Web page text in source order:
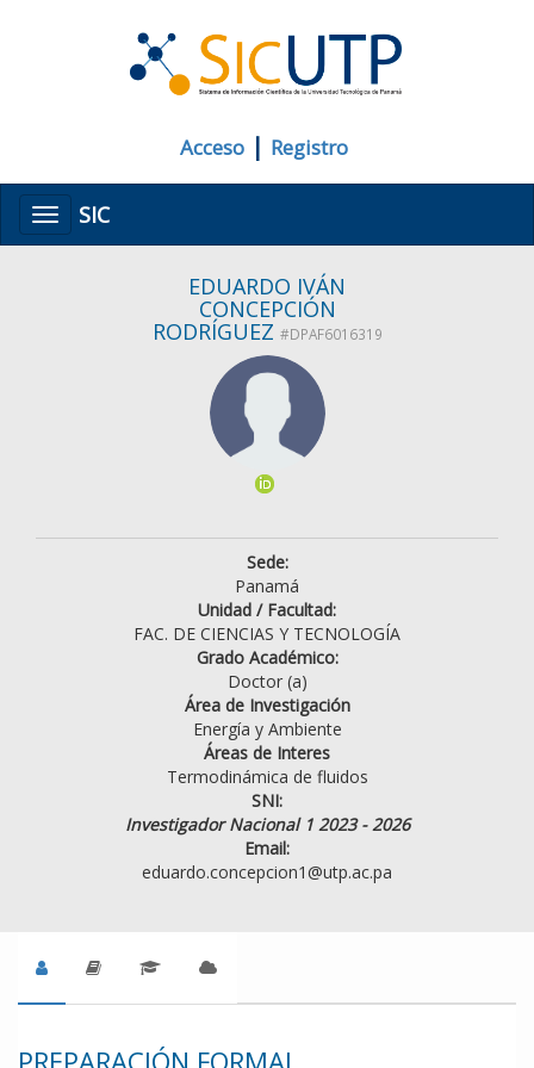
Acceso | Registro
MenúSIC
EDUARDO IVÁN
CONCEPCIÓN
RODRÍGUEZ #DPAF6016319
Sede:
Panamá
Unidad / Facultad:
FAC. DE CIENCIAS Y TECNOLOGÍA
Grado Académico:
Doctor (a)
Área de Investigación
Energía y Ambiente
Áreas de Interes
Termodinámica de fluidos
SNI:
Investigador Nacional 1 2023 - 2026
Email:
eduardo.concepcion1@utp.ac.pa